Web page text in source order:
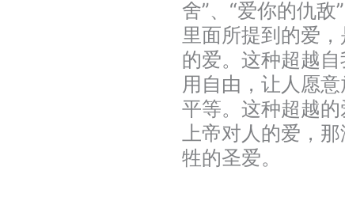
舍”、“爱你的仇敌
里面所提到的爱
的爱。这种超越
用自由，让人愿
平等。这种超越
上帝对人的爱，
牲的圣爱。